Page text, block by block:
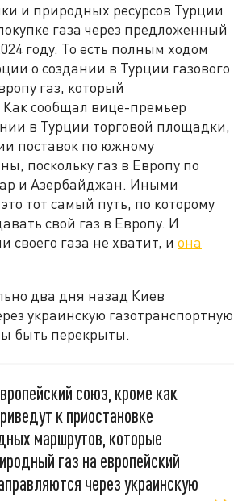
и природных ресурсов Турции
газа через предложенный
году. То есть полным ходом
о создании в Турции газового
газ, который
сообщал вице-премьер
в Турции торговой площадки,
поставок по южному
поскольку газ в Европу по
и Азербайджан. Иными
тот самый путь, по которому
свой газ в Европу. И
своего газа не хватит, и она
два дня назад Киев
украинскую газотранспортную
быть перекрыты.
союз, кроме как
к приостановке
маршрутов, которые
газ на европейский
через украинскую